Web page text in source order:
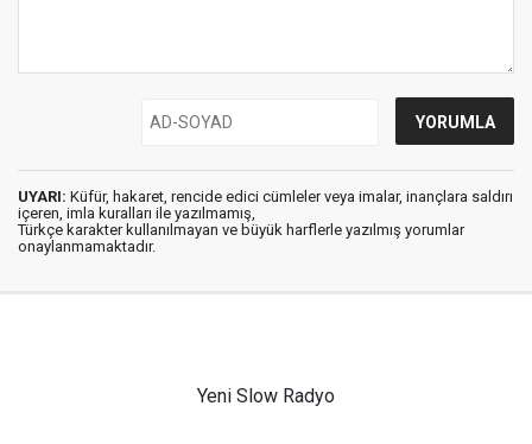
UYARI: Küfür, hakaret, rencide edici cümleler veya imalar, inançlara saldırı
içeren, imla kuralları ile yazılmamış,
Türkçe karakter kullanılmayan ve büyük harflerle yazılmış yorumlar
onaylanmamaktadır.
Yeni Slow Radyo